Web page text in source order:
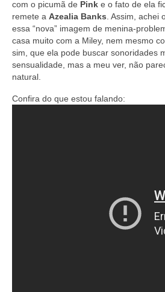
com o picumã de Pink e o fato de ela
remete a Azealia Banks. Assim, achei
essa “nova” imagem de menina-
casa muito com a Miley, nem mesmo
sim, que ela pode buscar sonoridades
sensualidade, mas a meu ver, não
natural.
Confira do que estou falando: